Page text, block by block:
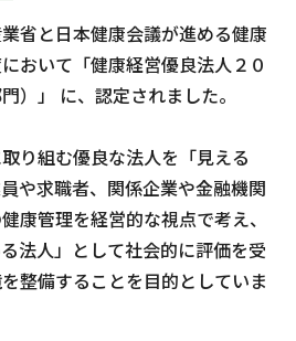
省と日本健康会議が進める健康
おいて「健康経営優良法人２０
）」 に、認定されました。
り組む優良な法人を「見える
や求職者、関係企業や金融機関
康管理を経営的な視点で考え、
法人」として社会的に評価を受
整備することを目的としていま